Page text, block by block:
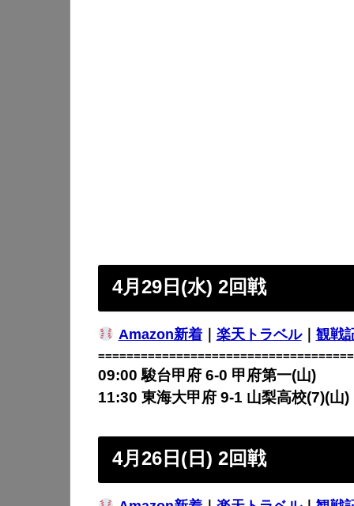
4月29日(水) 2回戦
Amazon新着｜ 楽天トラベル｜ 観戦
09:00 駿台甲府 6-0 甲府第一(山)
11:30 東海大甲府 9-1 山梨高校(7)(山)
4月26日(日) 2回戦